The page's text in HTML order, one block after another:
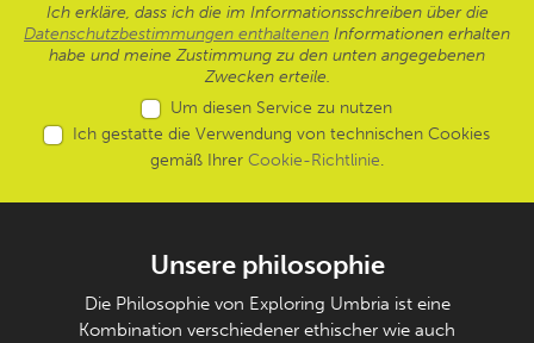
Ich erkläre, dass ich die im Informationsschreiben über die
Datenschutzbestimmungen enthaltenen Informationen erhalten
habe und meine Zustimmung zu den unten angegebenen
Zwecken erteile.
Um diesen Service zu nutzen
Ich gestatte die Verwendung von technischen Cookies
gemäß Ihrer Cookie-Richtlinie.
Unsere philosophie
Die Philosophie von Exploring Umbria ist eine
Kombination verschiedener ethischer wie auch